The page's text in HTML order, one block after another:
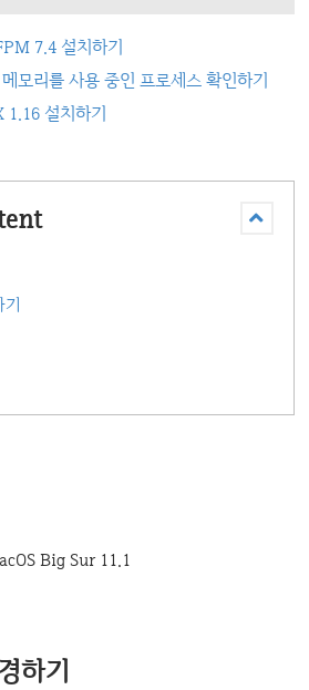
7.4 설치하기
모리를 사용 중인 프로세스 확인하기
1.16 설치하기
Big Sur 11.1
하기